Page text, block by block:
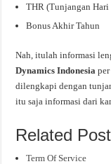
THR (Tunjangan Hari
Bonus Akhir Tahun
Nah, itulah informasi
Dynamics Indonesia
dilengkapi dengan
itu saja informasi dari
Related
Term Of Service